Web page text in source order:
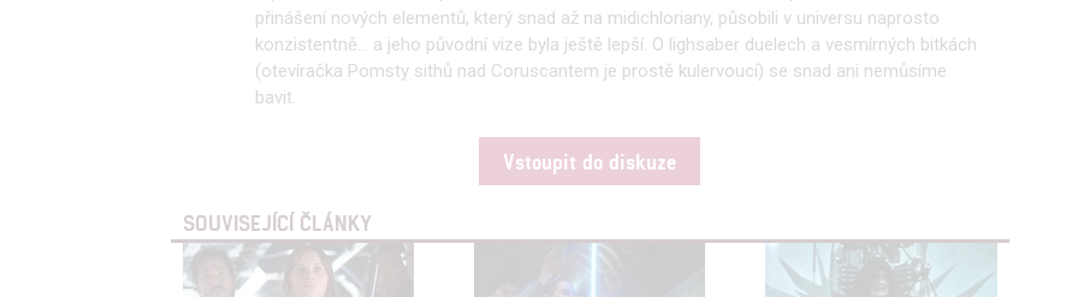
přinášení nových elementů, který snad až na midichloriany, působili v universu naprosto
konzistentně... a jeho původní vize byla ještě lepší. O lighsaber duelech a vesmírných bitkách
(otevíračka Pomsty sithů nad Coruscantem je prostě kulervoucí) se snad ani nemůsíme
bavit.
Vstoupit do diskuze
SOUVISEJÍCÍ ČLÁNKY